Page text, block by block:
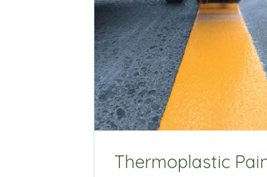
Thermoplastic